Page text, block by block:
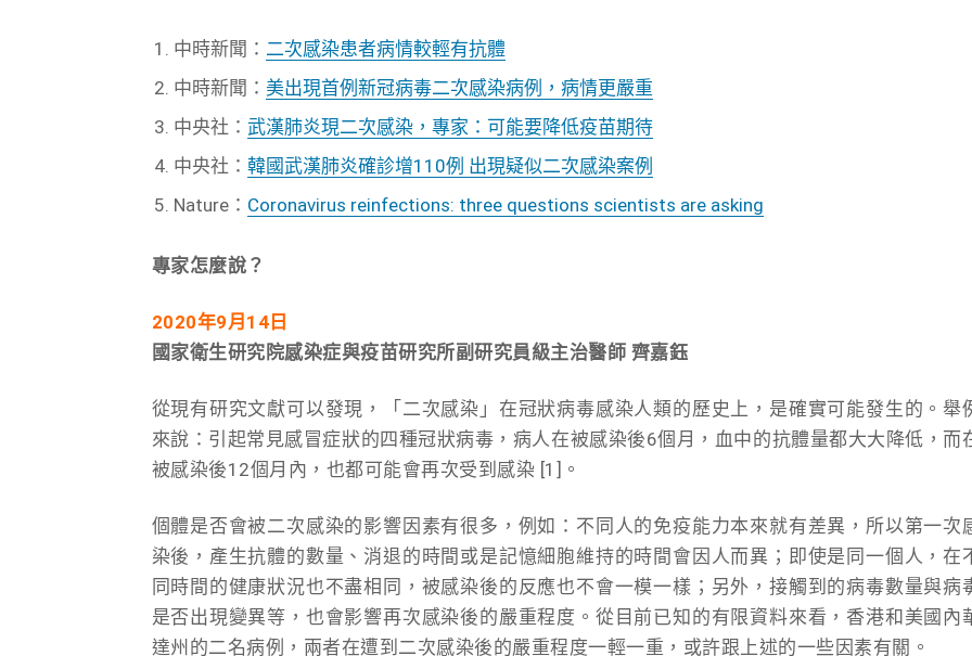
中時新聞： 二次感染患者病情較輕有抗體
中時新聞： 美出現首例新冠病毒二次感染病例，病情更嚴重
中央社： 武漢肺炎現二次感染，專家：可能要降低疫苗期待
中央社： 韓國武漢肺炎確診增110例 出現疑似二次感染案例
Nature： Coronavirus reinfections: three questions scientists are asking
專家怎麼說？
2020年9月14日
國家衛生研究院感染症與疫苗研究所副研究員級主治醫師 齊嘉鈺
從現有研究文獻可以發現，「二次感染」在冠狀病毒感染人類的歷史上，是確實可能發生的。舉
來說：引起常見感冒症狀的四種冠狀病毒，病人在被感染後6個月，血中的抗體量都大大降低，而
被感染後12個月內，也都可能會再次受到感染 [1]。
個體是否會被二次感染的影響因素有很多，例如：不同人的免疫能力本來就有差異，所以第一次
染後，產生抗體的數量、消退的時間或是記憶細胞維持的時間會因人而異；即使是同一個人，在
同時間的健康狀況也不盡相同，被感染後的反應也不會一模一樣；另外，接觸到的病毒數量與病
是否出現變異等，也會影響再次感染後的嚴重程度。從目前已知的有限資料來看，香港和美國內
達州的二名病例，兩者在遭到二次感染後的嚴重程度一輕一重，或許跟上述的一些因素有關。